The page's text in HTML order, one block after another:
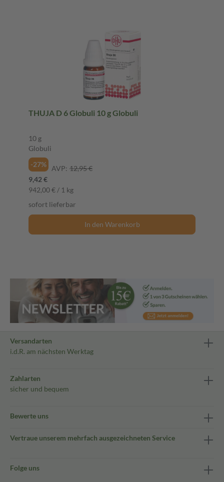
THUJA D 6 Globuli 10 g Globuli
10 g
Globuli
-27%
AVP: 12,95 €
9,42 €
942,00 € / 1 kg
sofort lieferbar
In den Warenkorb
Versandarten
i.d.R. am nächsten Werktag
Zahlarten
sicher und bequem
Bewerte uns
Vertraue unserem mehrfach ausgezeichneten Service
Folge uns